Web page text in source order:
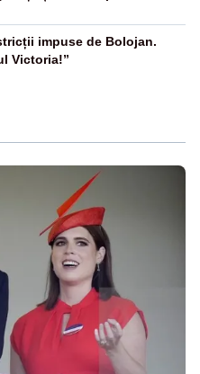
impuse de Bolojan.
Victoria!”